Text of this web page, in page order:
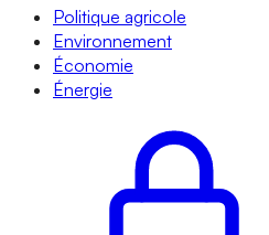
Politique agricole
Environnement
Économie
Énergie